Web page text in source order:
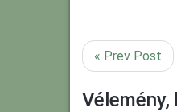
« Prev Post